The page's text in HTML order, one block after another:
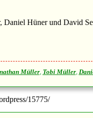
Hüner und David
Müller, Tobi Müller,
15775/